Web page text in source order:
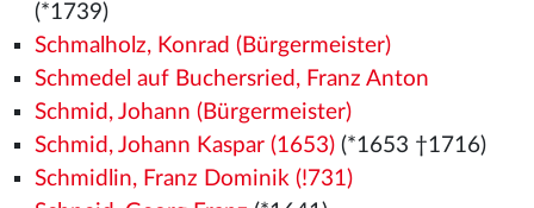
(*1739)
Schmalholz, Konrad (Bürgermeister)
Schmedel auf Buchersried, Franz Anton
Schmid, Johann (Bürgermeister)
Schmid, Johann Kaspar (1653)(*1653 †1716)
Schmidlin, Franz Dominik (!731)